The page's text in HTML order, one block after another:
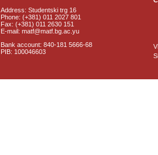
Address: Studentski trg 16
Phone: (+381) 011 2027 801
Fax: (+381) 011 2630 151
E-mail: matf@matf.bg.ac.yu
Bank account: 840-181 5666-68
PIB: 100046603